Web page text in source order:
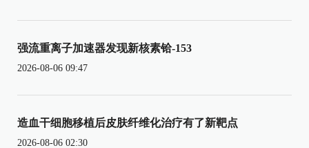
强流重离子加速器发现新核素铪-153
2026-08-06 09:47
造血干细胞移植后皮肤纤维化治疗有了新靶点
2026-08-06 02:30